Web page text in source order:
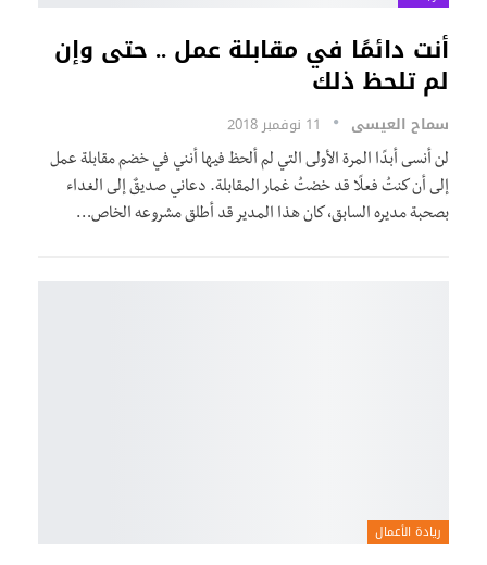
أنت دائمًا في مقابلة عمل .. حتى وإن
لم تلحظ ذلك
سماح العيسى 11 نوفمبر 2018
لن أنسى أبدًا المرة الأولى التي لم ألحظ فيها أنني في خضم مقابلة عمل
إلى أن كنتُ فعلًا قد خضتُ غمار المقابلة. دعاني صديقٌ إلى الغداء
بصحبة مديره السابق، كان هذا المدير قد أطلق مشروعه الخاص…
ريادة الأعمال